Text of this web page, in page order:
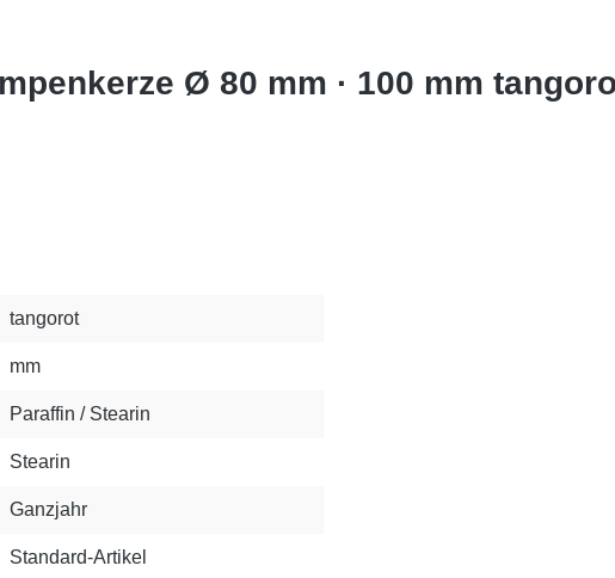
Ø 80 mm · 100 mm
tangorot
mm
Paraffin / Stearin
Stearin
Ganzjahr
Standard-Artikel